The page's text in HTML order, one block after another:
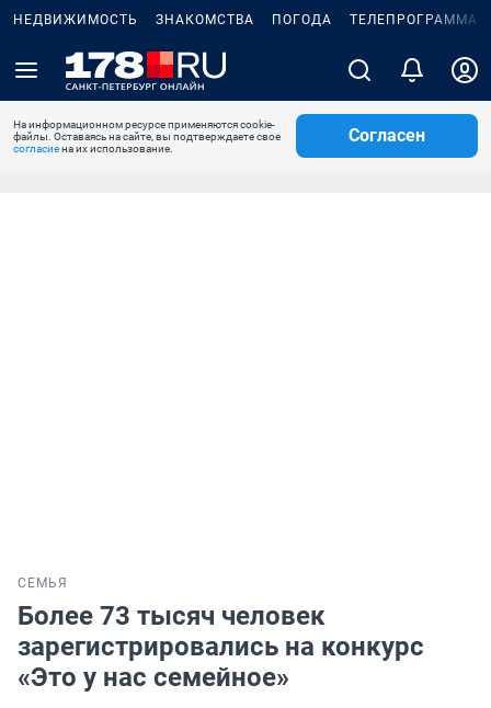
НЕДВИЖИМОСТЬ ЗНАКОМСТВА ПОГОДА ТЕЛЕПРОГРАММА
На информационном ресурсе применяются cookie-
файлы. Оставаясь на сайте, вы подтверждаете свое
согласиена их использование.
Согласен
СЕМЬЯ
Более 73 тысяч человек
зарегистрировались на конкурс
«Это у нас семейное»